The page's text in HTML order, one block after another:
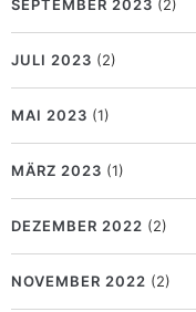
SEPTEMBER 2023 (2)
JULI 2023 (2)
MAI 2023 (1)
MÄRZ 2023 (1)
DEZEMBER 2022 (2)
NOVEMBER 2022 (2)